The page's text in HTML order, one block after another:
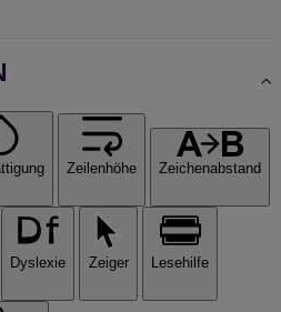
Zeilenhöhe Zeichenabstand
Dyslexie Zeiger Lesehilfe